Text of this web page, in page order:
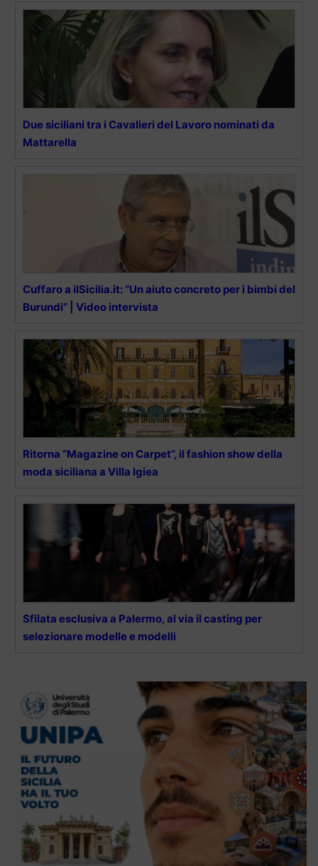
Due siciliani tra i Cavalieri del Lavoro nominati da
Mattarella
Cuffaro a ilSicilia.it: “Un aiuto concreto per i bimbi del
Burundi” | Video intervista
Ritorna “Magazine on Carpet”, il fashion show della
moda siciliana a Villa Igiea
Sfilata esclusiva a Palermo, al via il casting per
selezionare modelle e modelli